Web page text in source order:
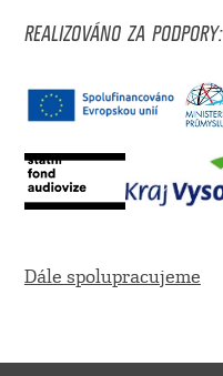
REALIZOVÁNO ZA PODPORY:
Dále spolupracujeme